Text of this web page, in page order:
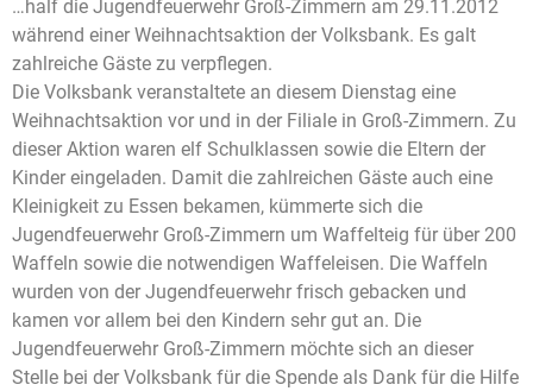
…half die Jugendfeuerwehr Groß-Zimmern am 29.11.2012
während einer Weihnachtsaktion der Volksbank. Es galt
zahlreiche Gäste zu verpflegen.
Die Volksbank veranstaltete an diesem Dienstag eine
Weihnachtsaktion vor und in der Filiale in Groß-Zimmern. Zu
dieser Aktion waren elf Schulklassen sowie die Eltern der
Kinder eingeladen. Damit die zahlreichen Gäste auch eine
Kleinigkeit zu Essen bekamen, kümmerte sich die
Jugendfeuerwehr Groß-Zimmern um Waffelteig für über 200
Waffeln sowie die notwendigen Waffeleisen. Die Waffeln
wurden von der Jugendfeuerwehr frisch gebacken und
kamen vor allem bei den Kindern sehr gut an. Die
Jugendfeuerwehr Groß-Zimmern möchte sich an dieser
Stelle bei der Volksbank für die Spende als Dank für die Hilfe